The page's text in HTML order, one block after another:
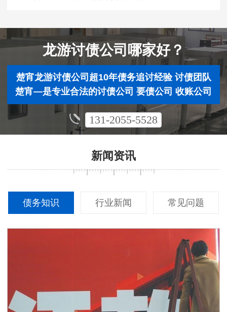
龙游讨债公司哪家好？
楚宵龙游讨债公司超10年债务追讨经验 讨债团队
楚宵—是专业合法的讨债公司 要债公司 收账公司
131-2055-5528
新闻资讯
债务知识 行业新闻 常见问题